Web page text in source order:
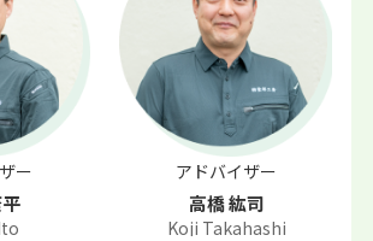
ー アドバイザー
高橋 紘司
Koji Takahashi